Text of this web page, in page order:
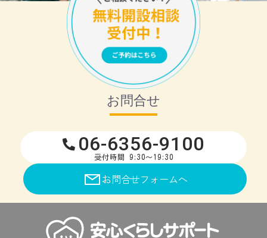
お問合せ
06-6356-9100
受付時間 9:30～19:30
お問合せフォームへ